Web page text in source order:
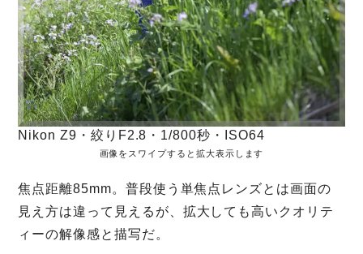
Nikon Z9・絞りF2.8・1/800秒・ISO64
画像をスワイプすると拡大表示します
焦点距離85mm。普段使う単焦点レンズとは画面の
見え方は違って見えるが、拡大しても高いクオリテ
ィーの解像感と描写だ。